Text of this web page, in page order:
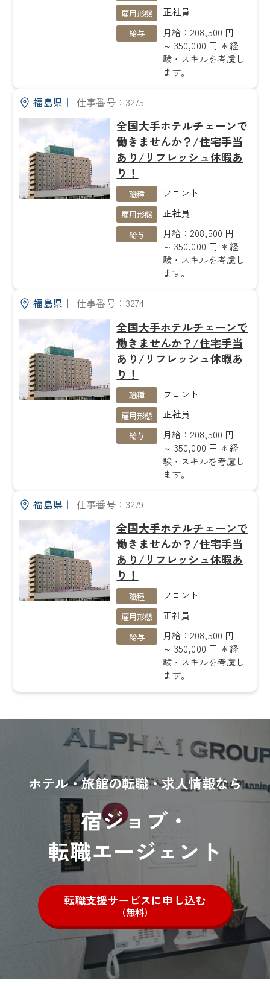
雇用形態 正社員
給与
月給：208,500 円
～ 350,000 円 ＊経
験・スキルを考慮し
ます。
福島県｜ 仕事番号：3275
全国大手ホテルチェーンで
働きませんか？/住宅手当
あり/リフレッシュ休暇あ
り！
職種 フロント
雇用形態 正社員
給与
月給：208,500 円
～ 350,000 円 ＊経
験・スキルを考慮し
ます。
福島県｜ 仕事番号：3274
全国大手ホテルチェーンで
働きませんか？/住宅手当
あり/リフレッシュ休暇あ
り！
職種 フロント
雇用形態 正社員
給与
月給：208,500 円
～ 350,000 円 ＊経
験・スキルを考慮し
ます。
福島県｜ 仕事番号：3279
全国大手ホテルチェーンで
働きませんか？/住宅手当
あり/リフレッシュ休暇あ
り！
職種 フロント
雇用形態 正社員
給与
月給：208,500 円
～ 350,000 円 ＊経
験・スキルを考慮し
ます。
ホテル・旅館の転職・求人情報なら
宿ジョブ・
転職エージェント
転職支援サービスに申し込む
（無料）